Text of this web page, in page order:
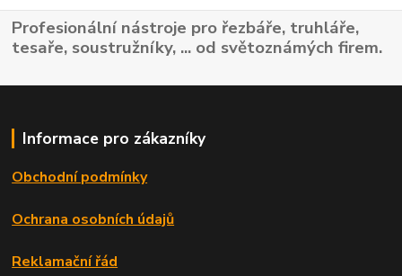
Profesionální nástroje pro řezbáře, truhláře,
tesaře, soustružníky, ... od světoznámých firem.
Informace pro zákazníky
Obchodní podmínky
Ochrana osobních údajů
Reklamační řád